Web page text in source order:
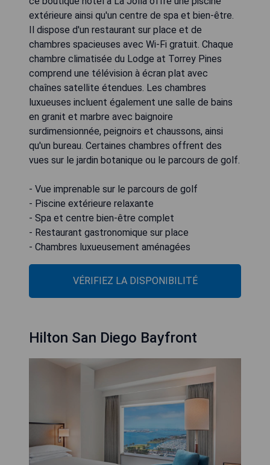
extérieure ainsi qu'un centre de spa et bien-être.
Il dispose d'un restaurant sur place et de
chambres spacieuses avec Wi-Fi gratuit. Chaque
chambre climatisée du Lodge at Torrey Pines
comprend une télévision à écran plat avec
chaînes satellite étendues. Les chambres
luxueuses incluent également une salle de bains
en granit et marbre avec baignoire
surdimensionnée, peignoirs et chaussons, ainsi
qu'un bureau. Certaines chambres offrent des
vues sur le jardin botanique ou le parcours de golf.
- Vue imprenable sur le parcours de golf
- Piscine extérieure relaxante
- Spa et centre bien-être complet
- Restaurant gastronomique sur place
- Chambres luxueusement aménagées
VÉRIFIEZ LA DISPONIBILITÉ
Hilton San Diego Bayfront